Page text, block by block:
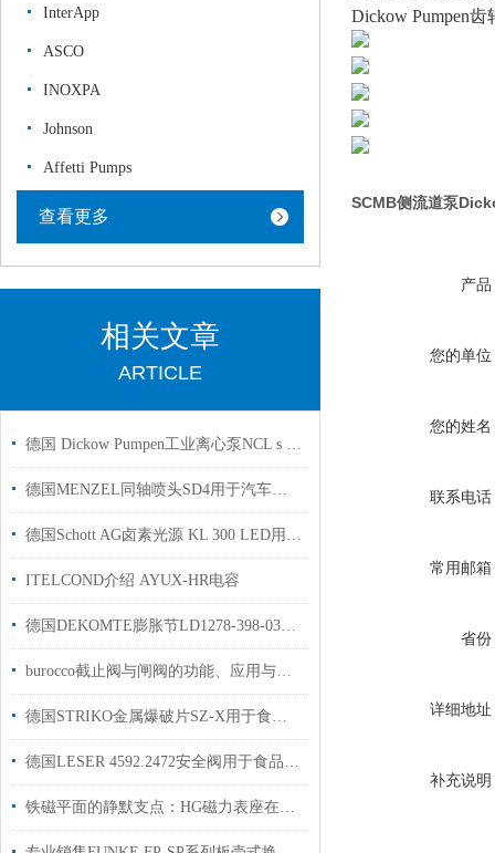
InterApp
ASCO
INOXPA
Johnson
Affetti Pumps
查看更多
相关文章
ARTICLE
德国 Dickow Pumpen工业离心泵NCL s 26/170流量可达 700m³/h
德国MENZEL同轴喷头SD4用于汽车加工行业国内现货
德国Schott AG卤素光源 KL 300 LED用于半导体和数据通信实验室显微镜使用
ITELCOND介绍 AYUX-HR电容
德国DEKOMTE膨胀节LD1278-398-030-1用于化石燃料发电厂使用
burocco截止阀与闸阀的功能、应用与选择
德国STRIKO金属爆破片SZ-X用于食品行业中国代理
德国LESER 4592.2472安全阀用于食品、饮料和制药行业使用
铁磁平面的静默支点：HG磁力表座在精密测量中的磁路切换与姿态锁定
Dickow Pumpen齿
SCMB侧流道泵
产品
您的单位
您的姓名
联系电话
常用邮箱
省份
详细地址
补充说明